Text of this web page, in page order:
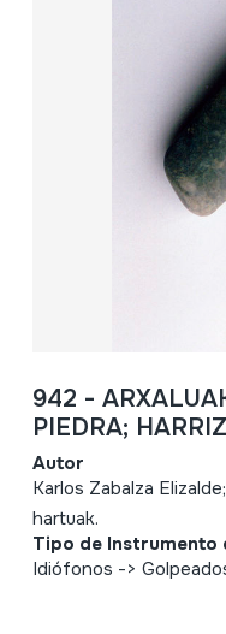
942 -
PIEDRA;
Autor
Karlos Zabalza
hartuak.
Tipo de Instrumento
Idiófonos ->